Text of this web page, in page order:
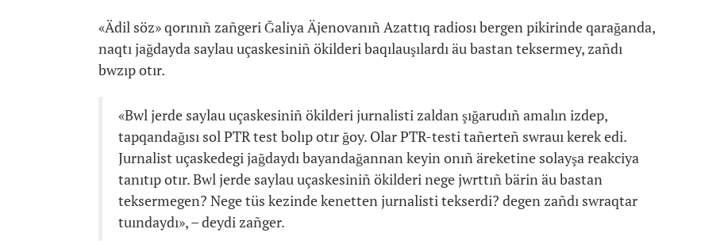
«Ädil söz» qorınıñ zañgeri Ğaliya Äjenovanıñ Azattıq radiosı bergen pikirinde qarağanda,
naqtı jağdayda saylau uçaskesiniñ ökilderi baqılauşılardı äu bastan teksermey, zañdı
bwzıp otır.
«Bwl jerde saylau uçaskesiniñ ökilderi jurnalisti zaldan şığarudıñ amalın izdep,
tapqandağısı sol PTR test bolıp otır ğoy. Olar PTR-testi tañerteñ swrauı kerek edi.
Jurnalist uçaskedegi jağdaydı bayandağannan keyin onıñ äreketine solayşa reakciya
tanıtıp otır. Bwl jerde saylau uçaskesiniñ ökilderi nege jwrttıñ bärin äu bastan
teksermegen? Nege tüs kezinde kenetten jurnalisti tekserdi? degen zañdı swraqtar
tuındaydı», – deydi zañger.